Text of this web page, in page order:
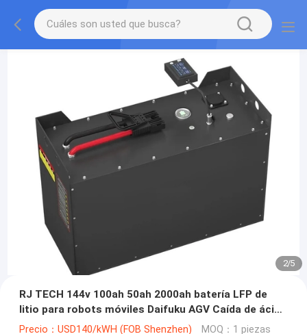
2/5
RJ TECH 144v 100ah 50ah 2000ah batería LFP de
litio para robots móviles Daifuku AGV Caída de ácido
de plomo en reemplazo
Precio：USD140/kWH (FOB Shenzhen) MOQ：1 piezas